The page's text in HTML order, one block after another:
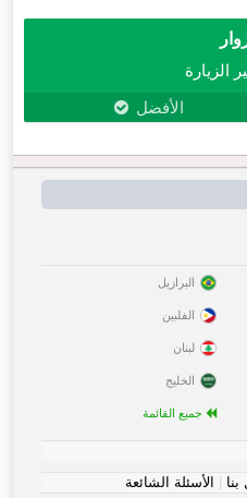
الزيارة
الأفضل
البرازيل
الفلبين
لبنان
الخليج
جميع القائمة
الأسئلة الشائعة